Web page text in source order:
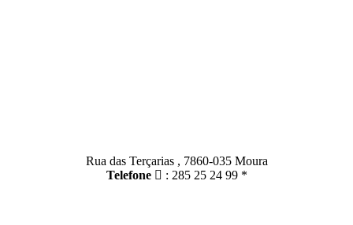
Rua das Terçarias , 7860-035 Moura
Telefone
: 285 25 24 99 *